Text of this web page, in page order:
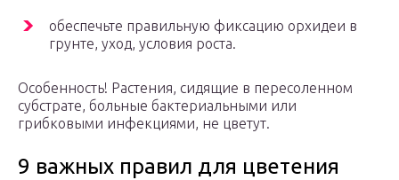
обеспечьте правильную фиксацию орхидеи в
грунте, уход, условия роста.
Особенность! Растения, сидящие в пересоленном
субстрате, больные бактериальными или
грибковыми инфекциями, не цветут.
9 важных правил для цветения